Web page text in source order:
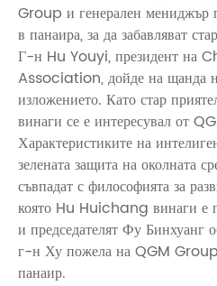
Group и генерален
в панаира, за да забавляват
Г-н Hu Youyi, президент на
Association, дойде на щанда
изложението. Като стар
винаги се е интересувал от
Характеристиките на
зелената защита на околната
съвпадат с философията за
която Hu Huichang винаги е
и председателят Фу Бинхуанг
г-н Ху пожела на QGM Group
панаир.